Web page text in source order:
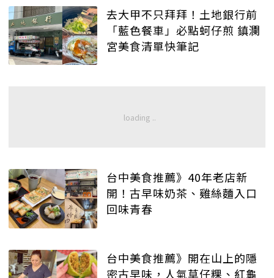
去大甲不只拜拜！土地銀行前
「藍色餐車」必點蚵仔煎 鎮瀾
宮美食清單快筆記
台中美食推薦》40年老店新
開！古早味奶茶、雞絲麵入口
回味青春
台中美食推薦》開在山上的隱
密古早味，人氣草仔粿、紅龜